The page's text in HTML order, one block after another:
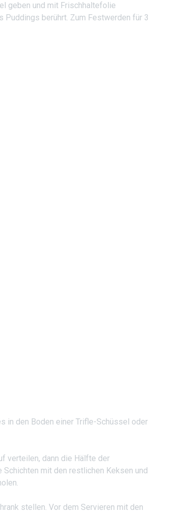
geben und mit Frischhaltefolie
berührt. Zum Festwerden für 3
in den Boden einer Trifle-Schüssel oder
verteilen, dann die Hälfte der
mit den restlichen Keksen und
stellen. Vor dem Servieren mit den